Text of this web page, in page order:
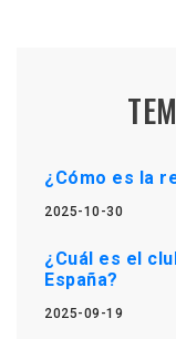
¿Cómo es la
2025-10-30
¿Cuál es el
España?
2025-09-19